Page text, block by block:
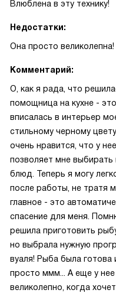
Влюблена в эту технику!
Недостатки:
Она просто великолепна!
Комментарий:
О, как я рада, что
помощница на кухне -
вписалась в интерьер
стильному черному
очень нравится, что у
позволяет мне
блюд. Теперь я могу
после работы, не тратя
главное - это
спасение для меня.
решила приготовить
но выбрала нужную
вуаля! Рыба была готова
просто ммм... А еще у
великолепно, когда